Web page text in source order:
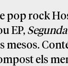
pop rock
EP,
els